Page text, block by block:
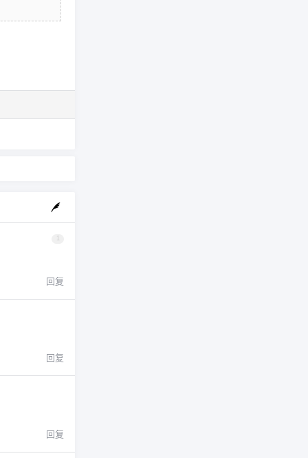
1
回复
回复
回复